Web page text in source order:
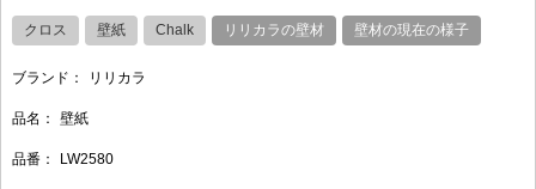
クロス 壁紙 Chalk リリカラの壁材 壁材の現在の様子
ブランド： リリカラ
品名： 壁紙
品番： LW2580